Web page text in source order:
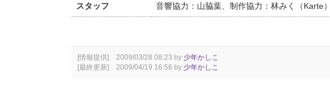
スタッフ 音響協力：山脇葉、制作協力：林みく（Karte
[情報提供] 2009/03/28 08:23 by 少年かしこ
[最終更新] 2009/04/19 16:56 by 少年かしこ